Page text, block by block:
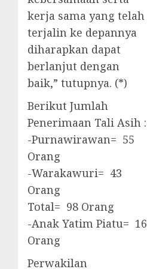
kerja sama yang telah
terjalin ke depannya
diharapkan dapat
berlanjut dengan
baik,” tutupnya. (*)
Berikut Jumlah
Penerimaan Tali Asih :
-Purnawirawan= 55
Orang
-Warakawuri= 43
Orang
Total= 98 Orang
-Anak Yatim Piatu= 16
Orang
Perwakilan